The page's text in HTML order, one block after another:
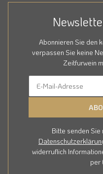
Abonnieren Sie den
verpassen Sie keine
Zeitfurwein
Bitte senden
widerruflich
per